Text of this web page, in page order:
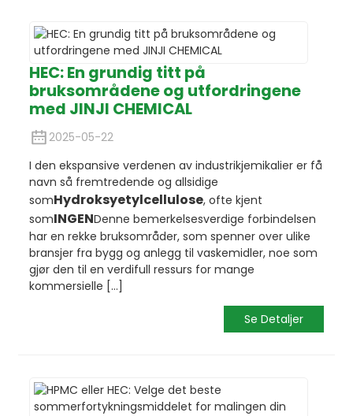
HEC: En grundig titt på
bruksområdene og utfordringene
med JINJI CHEMICAL
2025-05-22
I den ekspansive verdenen av industrikjemikalier er få
navn så fremtredende og allsidige
somHydroksyetylcellulose, ofte kjent
somINGENDenne bemerkelsesverdige forbindelsen
har en rekke bruksområder, som spenner over ulike
bransjer fra bygg og anlegg til vaskemidler, noe som
gjør den til en verdifull ressurs for mange
kommersielle [...]
Se Detaljer